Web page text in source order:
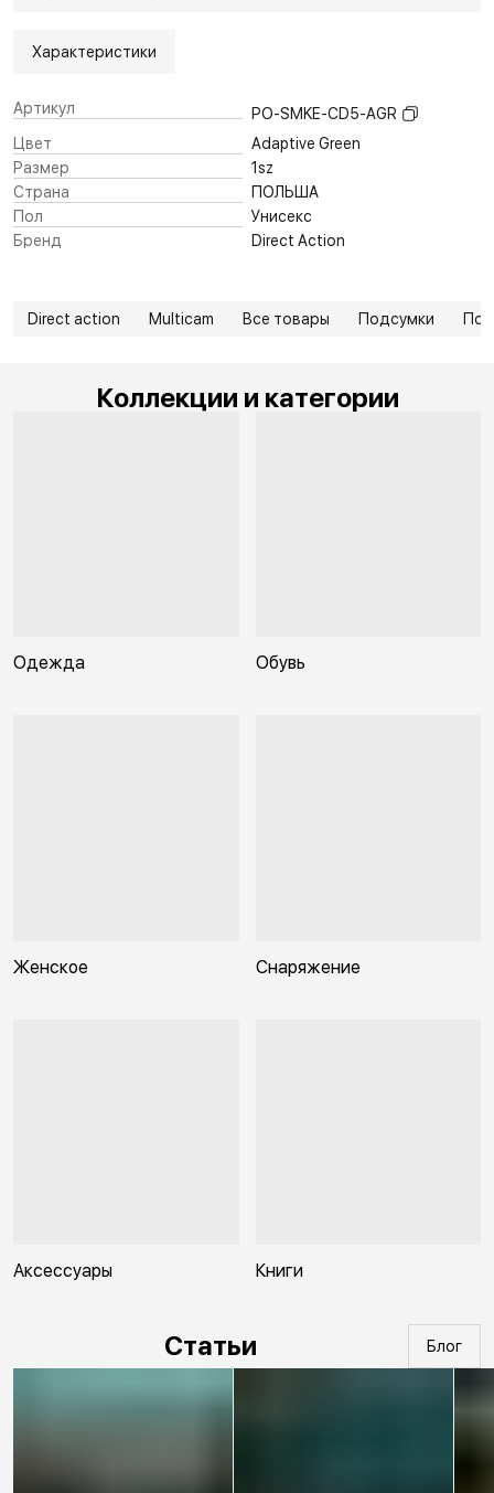
Характеристики
Артикул
PO-SMKE-CD5-AGR
Цвет
Adaptive Green
Размер
1sz
Страна
ПОЛЬША
Пол
Унисекс
Бренд
Direct Action
Direct action Multicam Все товары Подсумки
Коллекции и категории
Одежда Обувь
Женское Снаряжение
Аксессуары Книги
Статьи Блог